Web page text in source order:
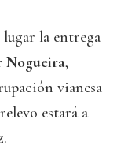
la entrega
Nogueira,
vianesa
estará a